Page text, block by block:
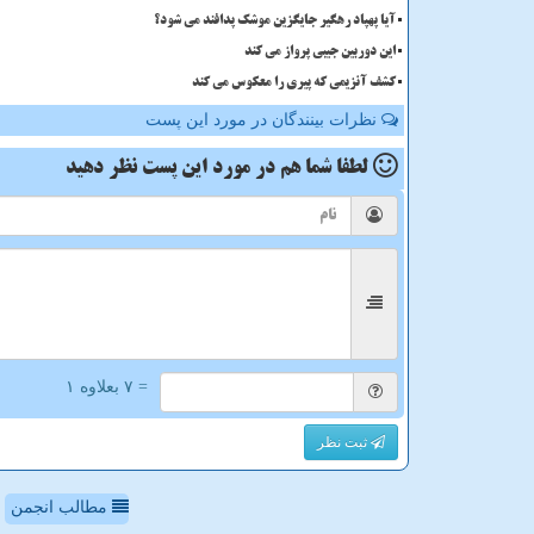
آیا پهپاد رهگیر جایگزین موشک پدافند می شود؟
این دوربین جیبی پرواز می کند
کشف آنزیمی که پیری را معکوس می کند
نظرات بینندگان در مورد این پست
لطفا شما هم در مورد این پست نظر دهید
= ۷ بعلاوه ۱
ثبت نظر
مطالب انجمن